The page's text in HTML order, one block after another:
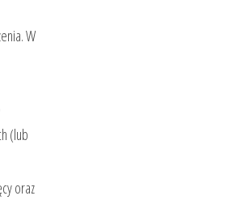
W
(lub
oraz